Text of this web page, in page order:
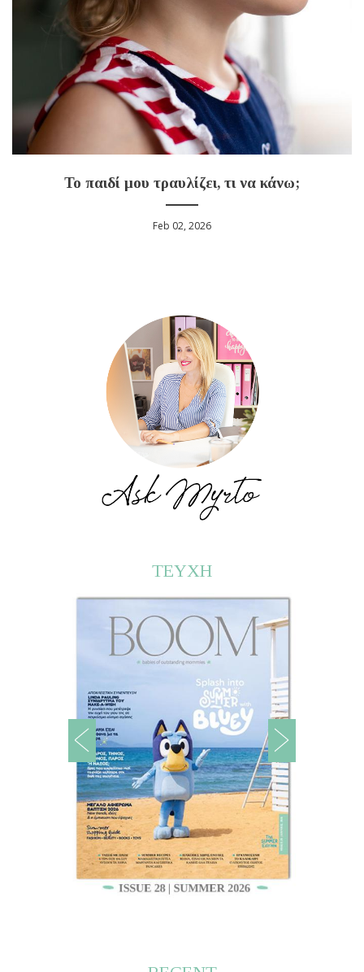
Το παιδί μου τραυλίζει, τι να κάνω;
Feb 02, 2026
ΤΕΥΧΗ